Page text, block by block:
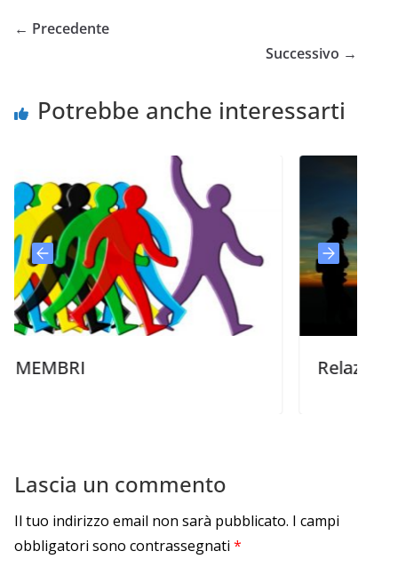
← Precedente
Successivo →
Potrebbe anche interessarti
Relazioni difficili
Lascia un commento
Il tuo indirizzo email non sarà pubblicato. I campi
obbligatori sono contrassegnati *